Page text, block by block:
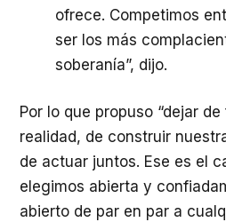
ofrece. Competimos
ser los más
soberanía”, dijo.
Por lo que propuso “dejar
realidad, de construir
de actuar juntos. Ese es el
elegimos abierta y
abierto de par en par a